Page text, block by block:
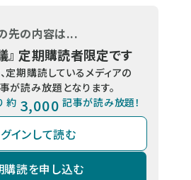
先の内容は...
』 定期購読者限定です
定期購読しているメディアの
が読み放題となります。
約 3,000 記事が読み放題！
インして読む
購読を申し込む